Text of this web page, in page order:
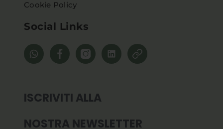
Cookie Policy
Social Links
ISCRIVITI ALLA
NOSTRA NEWSLETTER